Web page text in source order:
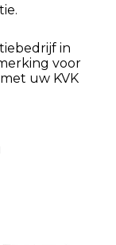
in
voor
uw KVK